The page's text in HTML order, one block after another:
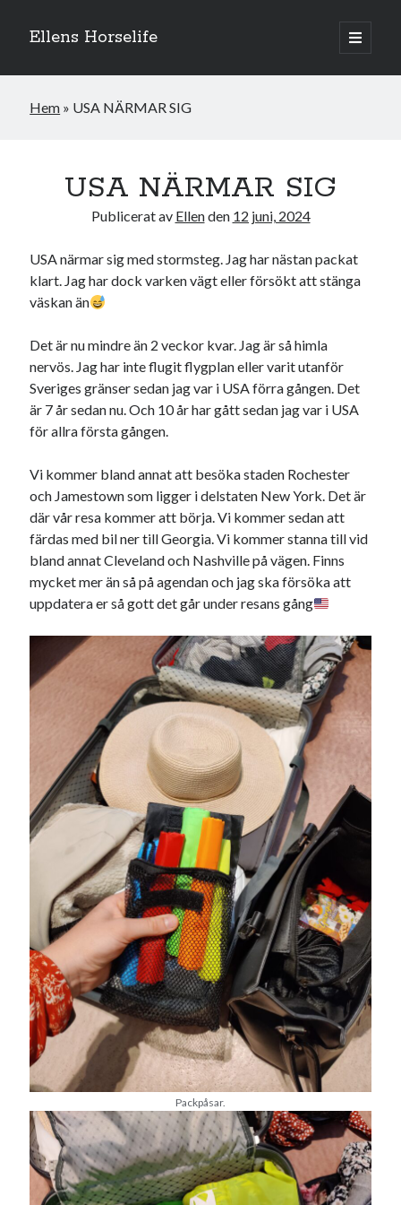
Ellens Horselife
öppna
primär
Sidopanel
denna bloggen kan ni följa min resa med hästarna, från ponnytävlingar i
Sök
Senaste inläggen
MYCKET FLUGOR
IDA; dagens hoppning!
HINDERBANA
MAGSJUKA
130 BAND
Kategorier
(997)
Extrahästar(58)
Hållidej(276)
Heart of Hope(39)
Heart Paal
Idun
Källhults Spotless(163)
Min Träning(220)
Ninlil(34)
Personligt/Åsikter
(161)
Resor
Tävling(159)
Träningar(63)
Utrustning
Senaste kommentarerna
Ellenom VINST!!!
CamillaomVINST!!!
EllenomJOSEF
EllenomSPAM
Hem » USA NÄRMAR SIG
USA NÄRMAR SIG
Publicerat av Ellenden 12 juni, 2024
USA närmar sig med stormsteg. Jag har nästan packat
klart. Jag har dock varken vägt eller försökt att stänga
väskan än
Det är nu mindre än 2 veckor kvar. Jag är så himla
nervös. Jag har inte flugit flygplan eller varit utanför
Sveriges gränser sedan jag var i USA förra gången. Det
är 7 år sedan nu. Och 10 år har gått sedan jag var i USA
för allra första gången.
Vi kommer bland annat att besöka staden Rochester
och Jamestown som ligger i delstaten New York. Det är
där vår resa kommer att börja. Vi kommer sedan att
färdas med bil ner till Georgia. Vi kommer stanna till vid
bland annat Cleveland och Nashville på vägen. Finns
mycket mer än så på agendan och jag ska försöka att
uppdatera er så gott det går under resans gång
Packpåsar.